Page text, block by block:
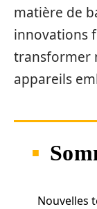
matière de
innovations
transformer
appareils
Nouvelles